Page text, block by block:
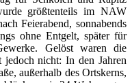
größtenteils im NAW
Feierabend, sonnabends
ohne Entgelt, später für
Gelöst waren die
jedoch nicht: In den Jahren
außerhalb des Ortskerns,